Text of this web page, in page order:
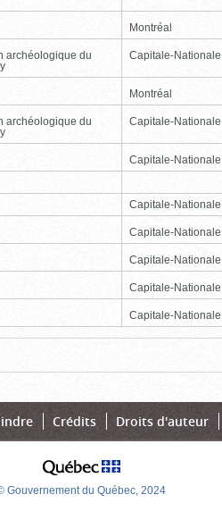
Montréal
archéologique du
Capitale-Nationale
Montréal
archéologique du
Capitale-Nationale
Capitale-Nationale
Capitale-Nationale
Capitale-Nationale
Capitale-Nationale
Capitale-Nationale
Capitale-Nationale
Crédits Droits d'auteur
Gouvernement du Québec, 2024